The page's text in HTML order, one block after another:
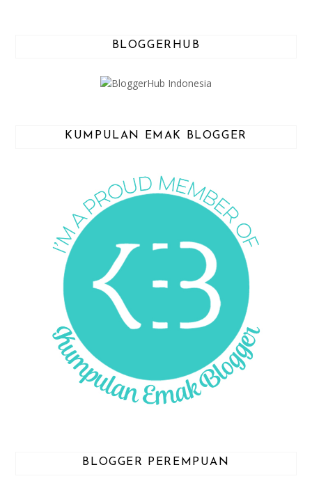
BLOGGERHUB
KUMPULAN EMAK BLOGGER
BLOGGER PEREMPUAN